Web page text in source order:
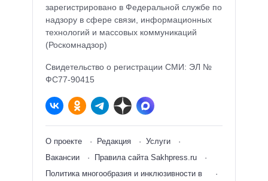
зарегистрировано в Федеральной службе по
надзору в сфере связи, информационных
технологий и массовых коммуникаций
(Роскомнадзор)
Свидетельство о регистрации СМИ: ЭЛ №
ФС77-90415
О проекте Редакция
Услуги
Вакансии
Правила сайта Sakhpress.ru
Политика многообразия и инклюзивности в